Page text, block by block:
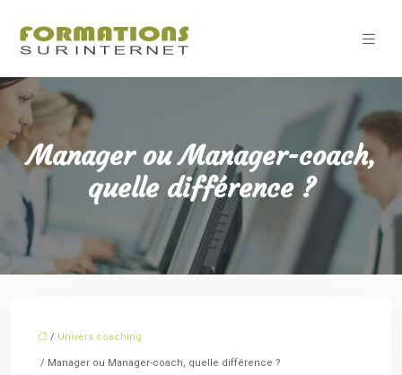
Manager ou Manager-coach,
quelle différence ?
/ Univers coaching
/ Manager ou Manager-coach, quelle différence ?